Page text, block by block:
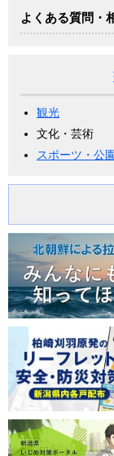
よくある質問・
観光
文化・芸術
スポーツ・公園